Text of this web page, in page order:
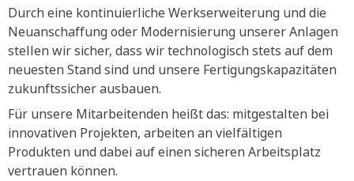
Durch eine kontinuierliche Werkserweiterung und die
Neuanschaffung oder Modernisierung unserer Anlagen
stellen wir sicher, dass wir technologisch stets auf dem
neuesten Stand sind und unsere Fertigungskapazitäten
zukunftssicher ausbauen.
Für unsere Mitarbeitenden heißt das: mitgestalten bei
innovativen Projekten, arbeiten an vielfältigen
Produkten und dabei auf einen sicheren Arbeitsplatz
vertrauen können.